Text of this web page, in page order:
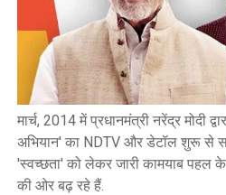
मार्च, 2014 में प्रधानमंत्री नरेंद्र मोदी
अभियान' का NDTV और डेटॉल शुरू से
'स्वच्छता' को लेकर जारी कामयाब पहल
की ओर बढ़ रहे हैं.